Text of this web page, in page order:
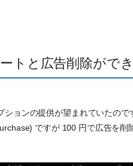
トと広告削除がで
ションの提供が望まれていたの
ですが 100 円で広告を削